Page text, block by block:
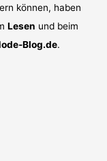
können, haben
Lesen und beim
Blog.de.